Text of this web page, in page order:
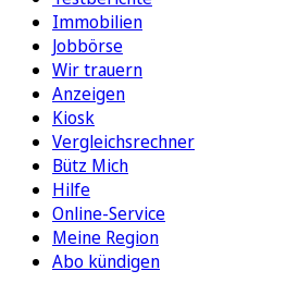
Immobilien
Jobbörse
Wir trauern
Anzeigen
Kiosk
Vergleichsrechner
Bütz Mich
Hilfe
Online-Service
Meine Region
Abo kündigen